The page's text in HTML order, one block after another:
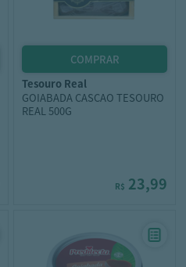
tesouro real
GOIABADA CASCAO TESOURO
REAL 500G
R$ 23,99